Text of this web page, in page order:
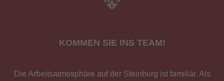
KOMMEN SIE INS TEAM!
Die Arbeitsatmosphäre auf der Steinburg ist familiär. Als